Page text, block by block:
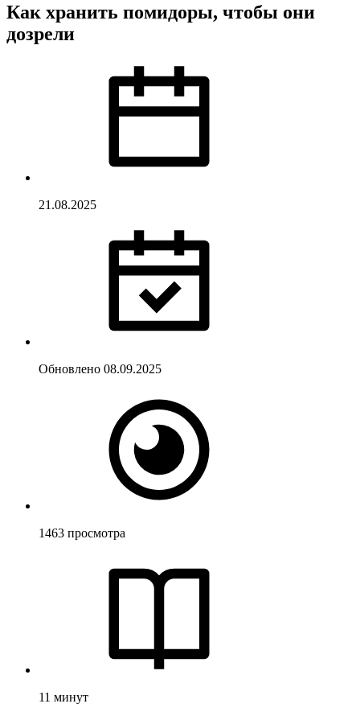
Как хранить помидоры, чтобы они
дозрели
21.08.2025
Обновлено 08.09.2025
1463 просмотра
11 минут